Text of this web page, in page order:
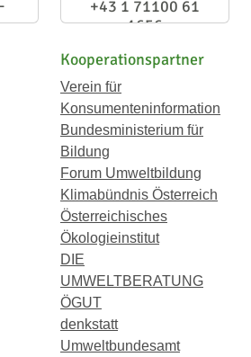
+43 1 71100 61
1656
Kooperationspartner
Verein für
Konsumenteninformation
Bundesministerium für
Bildung
Forum Umweltbildung
Klimabündnis Österreich
Österreichisches
Ökologieinstitut
DIE
UMWELTBERATUNG
ÖGUT
denkstatt
Umweltbundesamt